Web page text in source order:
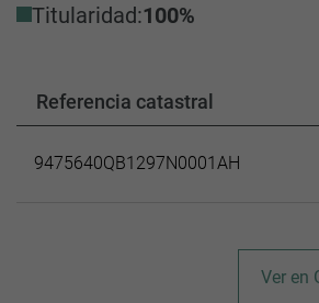
Titularidad:100%
Referencia catastral
9475640QB1297N0001AH
Ver en